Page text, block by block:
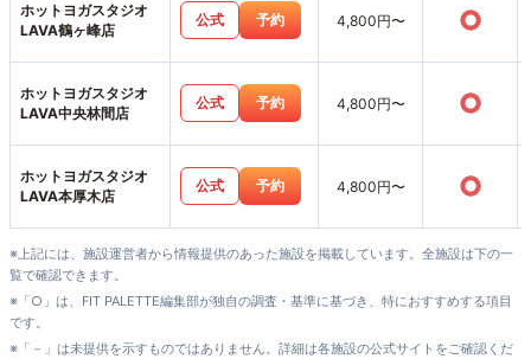
ホットヨガスタジオ
LAVA鶴ヶ峰店
公式 予約 4,800円〜 ○
ホットヨガスタジオ
LAVA中央林間店
公式 予約 4,800円〜 ○
ホットヨガスタジオ
LAVA本厚木店
公式 予約 4,800円〜 ○
※上記には、施設運営者から情報提供のあった施設を掲載しています。全施設は下の一
覧で確認できます。
※「○」は、FIT PALETTE編集部が独自の調査・基準に基づき、特におすすめする項目
です。
※「－」は未提供を示すものではありません。詳細は各施設の公式サイトをご確認くだ